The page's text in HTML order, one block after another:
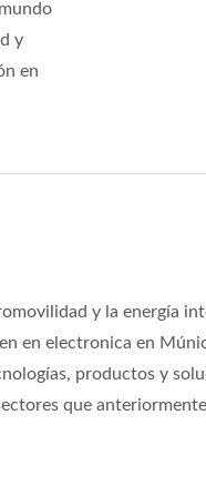
y
en
y la energía
en electronica en
productos y
que